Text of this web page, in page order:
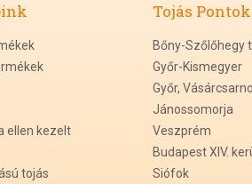
ellen kezelt
tojás
Tojás Pontok
Bőny-Szőlőhegy
Győr-Kismegyer
Győr,
Jánossomorja
Veszprém
Budapest XIV.
Siófok